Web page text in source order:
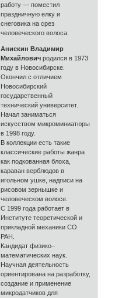
работу — поместил
праздничную елку и
снеговика на срез
человеческого волоса.
Анискин Владимир
Михайловичродился в 1973
году в Новосибирске.
Окончил с отличием
Новосибирский
государственный
технический университет.
Начал заниматься
искусством микроминиатюры
в 1998 году.
В коллекции есть такие
классические работы жанра
как подкованная блоха,
караван верблюдов в
игольном ушке, надписи на
рисовом зернышке и
человеческом волосе.
С 1999 года работает в
Институте теоретической и
прикладной механики СО
РАН.
Кандидат физико–
математических наук.
Научная деятельность
ориентирована на разработку,
создание и применение
микродатчиков для